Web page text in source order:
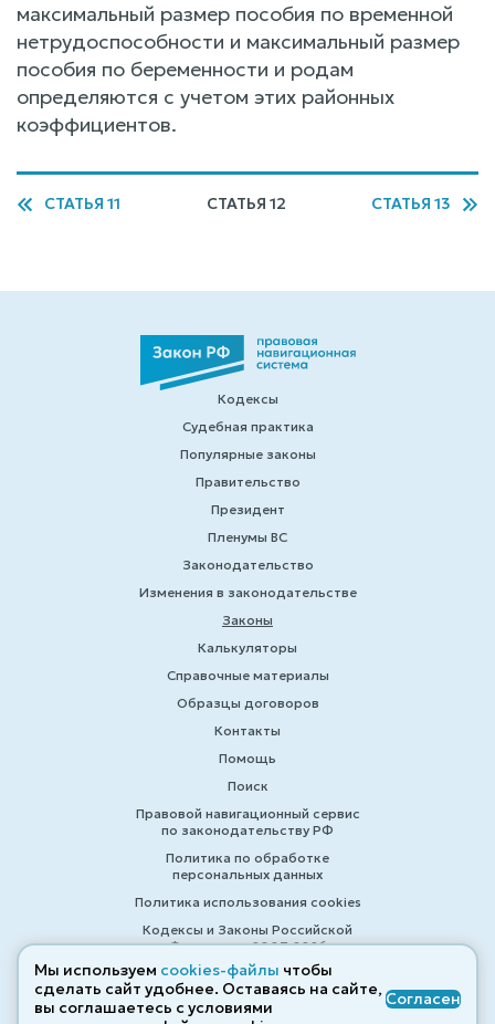
максимальный размер пособия по временной
нетрудоспособности и максимальный размер
пособия по беременности и родам
определяются с учетом этих районных
коэффициентов.
СТАТЬЯ 11 СТАТЬЯ 12 СТАТЬЯ 13
Кодексы
Судебная практика
Популярные законы
Правительство
Президент
Пленумы ВС
Законодательство
Изменения в законодательстве
Законы
Калькуляторы
Справочные материалы
Образцы договоров
Контакты
Помощь
Поиск
Правовой навигационный сервис
по законодательству РФ
Политика по обработке
персональных данных
Политика использования cookies
Кодексы и Законы Российской
Федерации 2007-2026
© ZAKONRF.INFO
Мы используем cookies-файлы чтобы
сделать сайт удобнее. Оставаясь на сайте,
вы соглашаетесь с условиями
Согласен